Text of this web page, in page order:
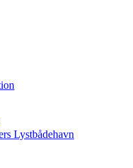
Lystbådehavn